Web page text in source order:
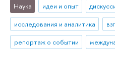
Наука идеи и опыт
исследования и аналитика
репортаж о событии